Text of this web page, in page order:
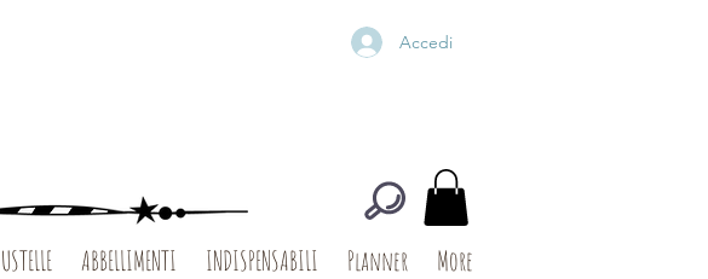
Accedi
ABBELLIMENTI INDISPENSABILI Planner More